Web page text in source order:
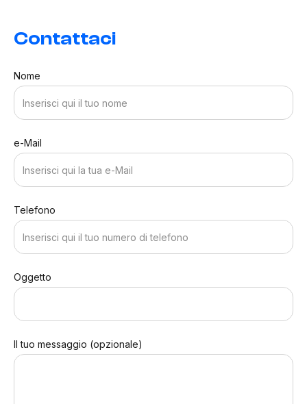
Contattaci
Nome
e-Mail
Telefono
Oggetto
Il tuo messaggio (opzionale)